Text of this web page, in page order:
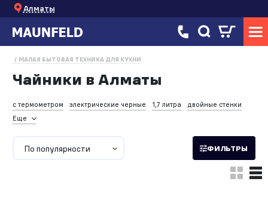
Алматы
МАЛАЯ БЫТОВАЯ ТЕХНИКА ДЛЯ КУХНИ
Чайники в Алматы
с термометром электрические черные 1,7 литра
двойные стенки
Еще
По популярности ФИЛЬТРЫ